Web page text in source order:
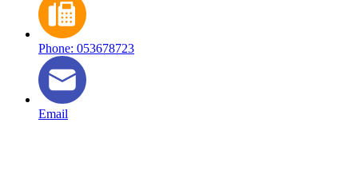
Phone: 053678723
Email